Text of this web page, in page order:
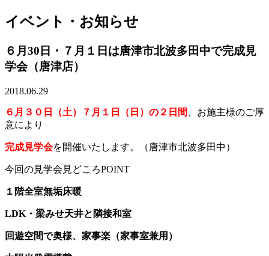
イベント・お知らせ
６月30日・７月１日は唐津市北波多田中で完成見
学会（唐津店）
2018.06.29
６月３０日（土）７月１日（日）の２日間
、お施主様のご厚
意により
完成見学会を開催いたします。（唐津市北波多田中）
今回の見学会見どころPOINT
１階全室無垢床暖
LDK・梁みせ天井と隣接和室
回遊空間で奥様、家事楽（家事室兼用）